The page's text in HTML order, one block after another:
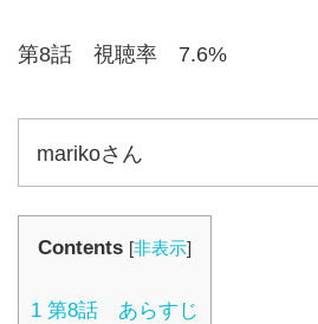
第8話 視聴率 7.6%
marikoさん
Contents [非表示]
1 第8話 あらすじ